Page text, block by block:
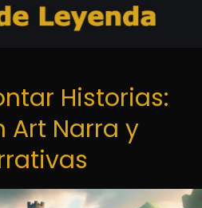
Historias:
Art Narra y